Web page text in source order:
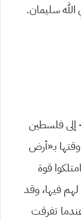
الله سليمان.
إلى فلسطين
غزة وقتها بـ«أرض
قوة
فيها، وقد
تفرقت